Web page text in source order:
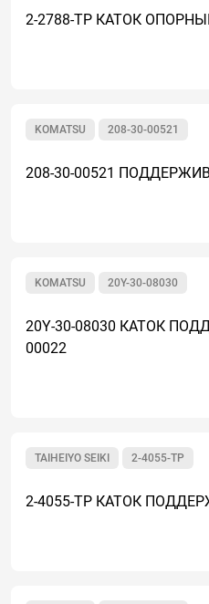
2-2788-TP КАТОК
208-30-00521
KOMATSU
208-30-00521
20Y-30-08030
KOMATSU
20Y-30-08030 КАТОК
00022
2-4055-TP
TAIHEIYO SEIKI
2-4055-TP КАТОК